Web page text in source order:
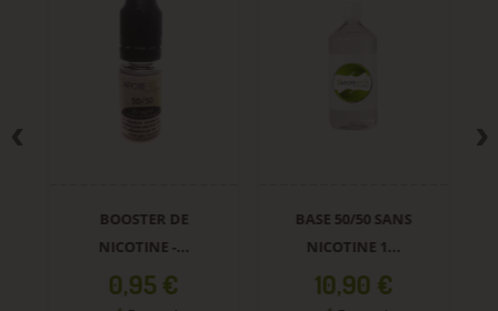
BOOSTER DE
NICOTINE -...
Prix
0,95 €
BASE 50/50 SANS
NICOTINE 1...
Prix
10,90 €